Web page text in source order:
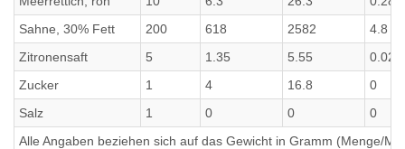
Sahne, 30% Fett
200 618 2582
4.8
Zitronensaft
5 1.35 5.55
0.02
Zucker
1 4 16.8
0
Salz
1 0 0
0
Alle Angaben beziehen sich auf das Gewicht in Gramm (Menge/